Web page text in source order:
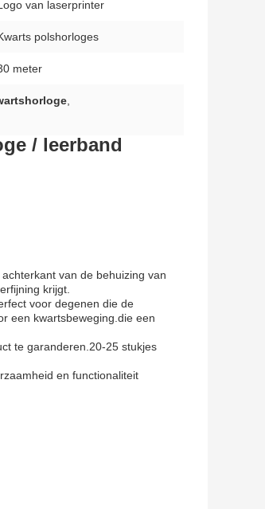
van laserprinter
polshorloges
meter
,
/ leerband
van de behuizing van
krijgt.
voor degenen die de
een kwartsbeweging.die een
te garanderen.20-25 stukjes
en functionaliteit